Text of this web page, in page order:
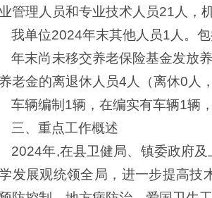
管理人员和专业技术人员21人，
我单位2024年末其他人员1人。
年末尚未移交养老保险基金发放
老金的离退休人员4人（离休0人
车辆编制1辆，在编实有车辆1辆
三、重点工作概述
2024年,在县卫健局、镇委政府
发展观统领全局，进一步提高技